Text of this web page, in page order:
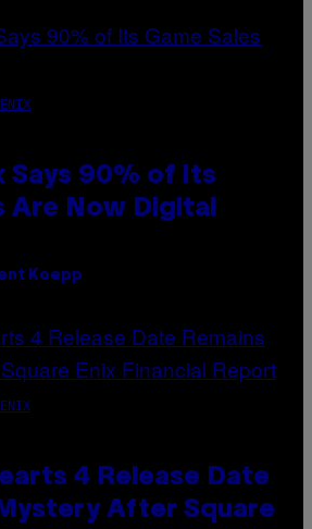
Says 90% of Its
Are Now Digital
Koepp
4 Release Date
After Square